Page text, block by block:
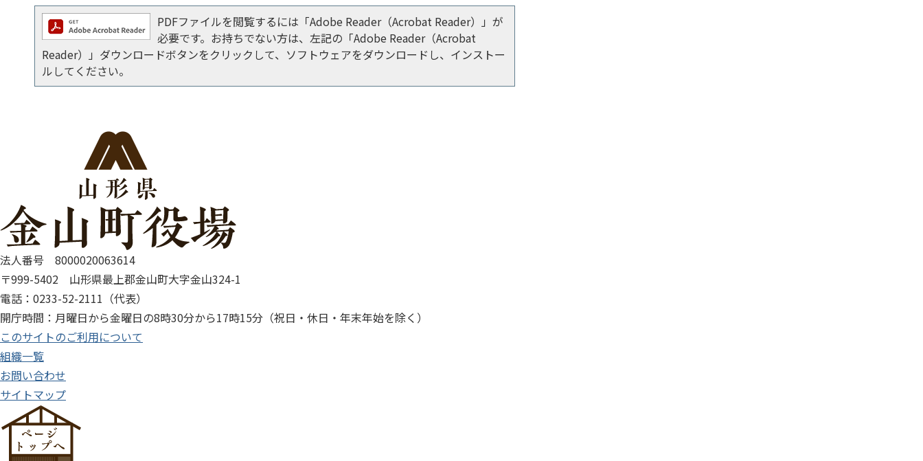
PDFファイルを閲覧するには「Adobe Reader（Acrobat Reader）」が
必要です。お持ちでない方は、左記の「Adobe Reader（Acrobat
Reader）」ダウンロードボタンをクリックして、ソフトウェアをダウンロードし、インストー
ルしてください。
法人番号 8000020063614
〒999-5402 山形県最上郡金山町大字金山324-1
電話：0233-52-2111（代表）
開庁時間：月曜日から金曜日の8時30分から17時15分（祝日・休日・年末年始を除く）
このサイトのご利用について
組織一覧
お問い合わせ
サイトマップ